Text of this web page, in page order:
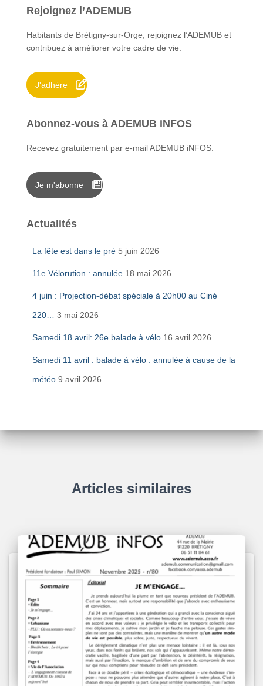
r
h
e
:
Rejoignez l’ADEMUB
Habitants de Brétigny-sur-Orge, rejoignez l’ADEMUB et
contribuez à améliorer votre cadre de vie.
J'adhère
Abonnez-vous à ADEMUB iNFOS
Recevez gratuitement par e-mail ADEMUB iNFOS.
Je m'abonne
Actualités
La fête est dans le pré 5 juin 2026
11e Vélorution : annulée 18 mai 2026
4 juin : Projection-débat spéciale à 20h00 au Ciné
220… 3 mai 2026
Samedi 18 avril: 26e balade à vélo 16 avril 2026
Samedi 11 avril : balade à vélo : annulée à cause de la
météo 9 avril 2026
Articles similaires